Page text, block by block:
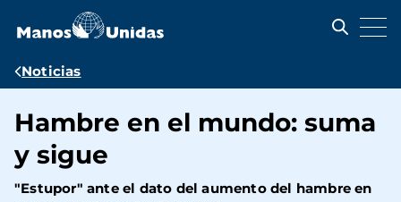
contenido
Ruta
navegación
Noticias
Hambre en el mundo: suma
y sigue
"Estupor" ante el dato del aumento del hambre en